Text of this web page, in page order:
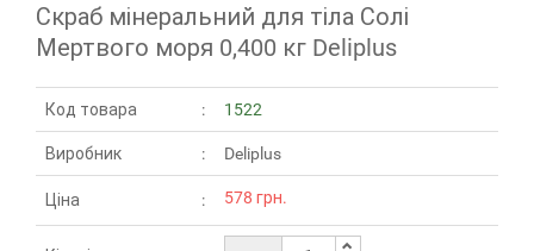
Скраб мінеральний для тіла Солі
Мертвого моря 0,400 кг Deliplus
Код товара 1522
Виробник Deliplus
Ціна 578 грн.